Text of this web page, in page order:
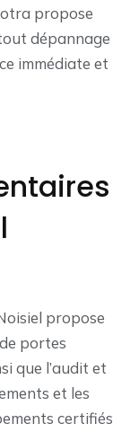
propose
dépannage
immédiate et
propose
portes
que l’audit et
et les
certifiés